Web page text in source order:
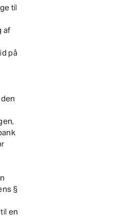
til
af
på
§
en